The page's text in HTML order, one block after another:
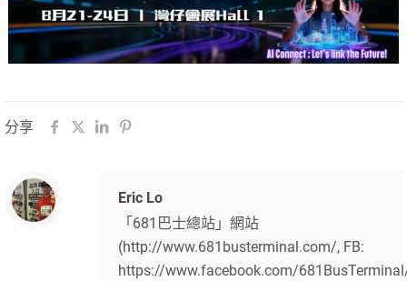
分享
Eric Lo
「681巴士總站」網站
(http://www.681busterminal.com/, FB:
https://www.facebook.com/